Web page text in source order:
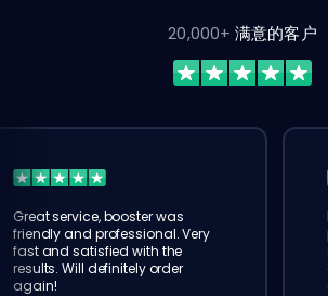
20,000+满意的客户
Great service, booster was
friendly and professional. Very
fast and satisfied with the
results. Will definitely order
again!